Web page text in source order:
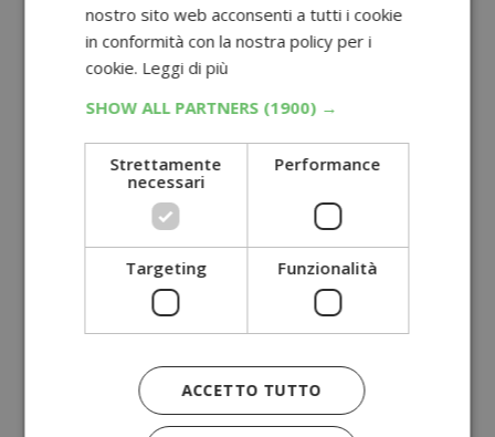
nostro sito web acconsenti a tutti i cookie
in conformità con la nostra policy per i
cookie. Leggi di più
SHOW ALL PARTNERS (1900) →
Strettamente
necessari
Performance
Targeting Funzionalità
ACCETTO TUTTO